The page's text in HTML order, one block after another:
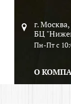
г.
БЦ
Пн-Пт с
О